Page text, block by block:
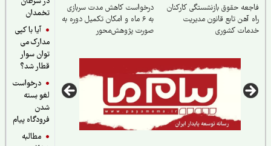
تخمدان
آیا با کپی
مدارک می
توان سوار
قطار شد؟
درخواست
لغو بسته
فرودگاه پیام
مطالبه
حقوق بازنشستگی کارکنان
آهن تابع قانون مدیریت
کشوری
درخواست کاهش مدت سربازی
به ۶ ماه و امکان تکمیل دوره به
صورت پژوهش‌محور